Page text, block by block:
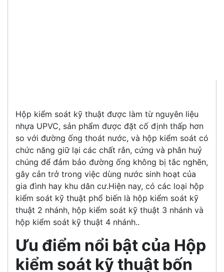
Hộp kiểm soát kỹ thuật được làm từ nguyên liệu
nhựa UPVC, sản phẩm được đặt cố định thấp hơn
so với đường ống thoát nước, và hộp kiểm soát có
chức năng giữ lại các chất rắn, cứng và phân huỷ
chúng để đảm bảo đường ống không bị tắc nghẽn,
gây cản trở trong việc dùng nước sinh hoạt của
gia đình hay khu dân cư.Hiện nay, có các loại hộp
kiểm soát kỹ thuật phổ biến là hộp kiểm soát kỹ
thuật 2 nhánh, hộp kiểm soát kỹ thuật 3 nhánh và
hộp kiểm soát kỹ thuật 4 nhánh..
Ưu điểm nổi bật của Hộp
kiểm soát kỹ thuật bốn